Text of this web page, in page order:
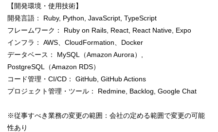
【開発環境・使用技術】
開発言語： Ruby, Python, JavaScript, TypeScript
フレームワーク： Ruby on Rails, React, React Native, Expo
インフラ： AWS、CloudFormation、Docker
データベース： MySQL（Amazon Aurora）,
PostgreSQL（Amazon RDS）
コード管理・CI/CD： GitHub, GitHub Actions
プロジェクト管理・ツール： Redmine, Backlog, Google Chat
※従事すべき業務の変更の範囲：会社の定める範囲で変更の可能
性あり